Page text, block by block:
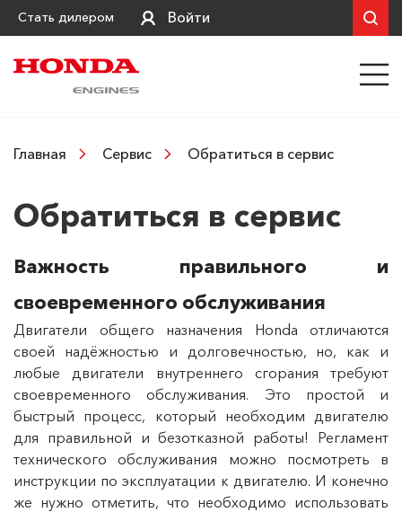
Стать дилером Войти
Главная Сервис Обратиться в сервис
Обратиться в сервис
Важность правильного и
своевременного обслуживания
Двигатели общего назначения Honda отличаются
своей надёжностью и долговечностью, но, как и
любые двигатели внутреннего сгорания требуют
своевременного обслуживания. Это простой и
быстрый процесс, который необходим двигателю
для правильной и безотказной работы! Регламент
технического обслуживания можно посмотреть в
инструкции по эксплуатации к двигателю. И конечно
же нужно отметить, что необходимо использовать